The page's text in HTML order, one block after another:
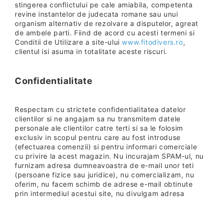
stingerea conflictului pe cale amiabila, competenta
revine instantelor de judecata romane sau unui
organism alternativ de rezolvare a disputelor, agreat
de ambele parti. Fiind de acord cu acesti termeni si
Conditii de Utilizare a site-uluiwww.fitodivers.ro,
clientul isi asuma in totalitate aceste riscuri.
Confidentialitate
Respectam cu strictete confidentialitatea datelor
clientilor si ne angajam sa nu transmitem datele
personale ale clientilor catre terti si sa le folosim
exclusiv in scopul pentru care au fost introduse
(efectuarea comenzii) si pentru informari comerciale
cu privire la acest magazin. Nu incurajam SPAM-ul, nu
furnizam adresa dumneavoastra de e-mail unor teti
(persoane fizice sau juridice), nu comercializam, nu
oferim, nu facem schimb de adrese e-mail obtinute
prin intermediul acestui site, nu divulgam adresa